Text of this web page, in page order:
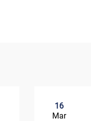
16
Mar